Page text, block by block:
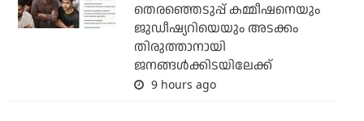
തെരഞ്ഞെടുപ്പ് കമ്മീഷനെയും
ജുഡീഷ്യറിയെയും അടക്കം
തിരുത്താനായി
ജനങ്ങള്‍ക്കിടയിലേക്ക്
9 hours ago